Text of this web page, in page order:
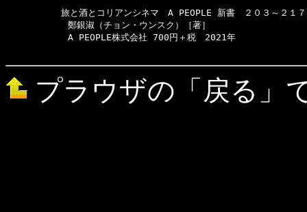
　　　　　旅と酒とコリアンシネマ　A PEOPLE 新書　２０３～２１
鄭銀淑（チョン・ウンスク）［著］
A PEOPLE株式会社 700円＋税　2021年
プラウザの「戻る」